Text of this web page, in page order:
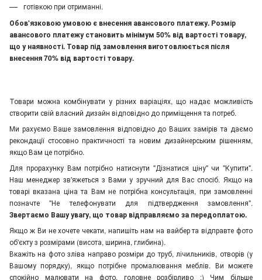
готівкою при отриманні.
Обов'язковою умовою є внесення авансового платежу. Розмір
авансового платежу становить мінімум 50% від вартості товару,
що у наявності. Товар під замовлення виготовлюється після
внесення 70% від вартості товару.
Товари можна комбінувати у різних варіаціях, що надає можливість
створити свій власний дизайн відповідно до приміщення та потреб.
Ми рахуємо Ваше замовлення відповідно до Ваших замірів та даємо
рекондації стосовно практичності та новим дизайнерським рішенням,
якщо Вам це потрібно.
Для прорахунку Вам потрібно натиснути "Дізнатися ціну" чи "Купити".
Наш менеджер зв'яжеться з Вами у зручний для Вас спосіб. Якщо на
товарі вказана ціна та Вам не потрібна консультація, при замовленні
позначте "Не телефонувати для підтвердження замовлення".
Звертаємо Вашу увагу, що товар відправляємо за передоплатою.
Якщо ж Ви не хочете чекати, напишіть нам на вайбер та відправте фото
об'єкту з розмірами (висота, ширина, глибина).
Вкажіть на фото зліва направо розміри до труб, лічильників, отворів (у
Вашому порядку), якщо потрібне промалювання меблів. Ви можете
спокійно малювати на фото, головне розбірливо :) Чим більше